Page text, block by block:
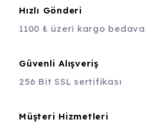
Hızlı Gönderi
1100 ₺ üzeri kargo bedava
Güvenli Alışveriş
256 Bit SSL sertifikası
Müşteri Hizmetleri